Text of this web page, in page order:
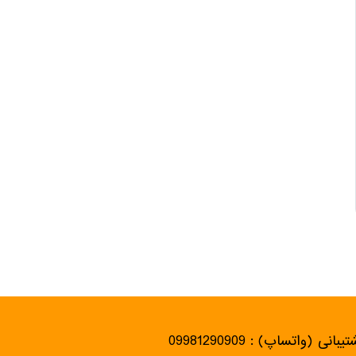
(واتساپ) : 09981290909